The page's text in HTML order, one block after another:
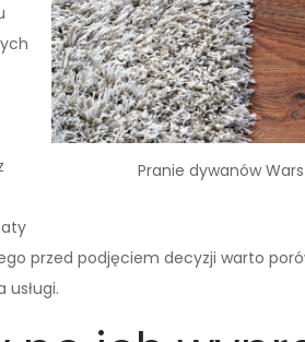
Pranie dywanów
przed podjęciem decyzji warto